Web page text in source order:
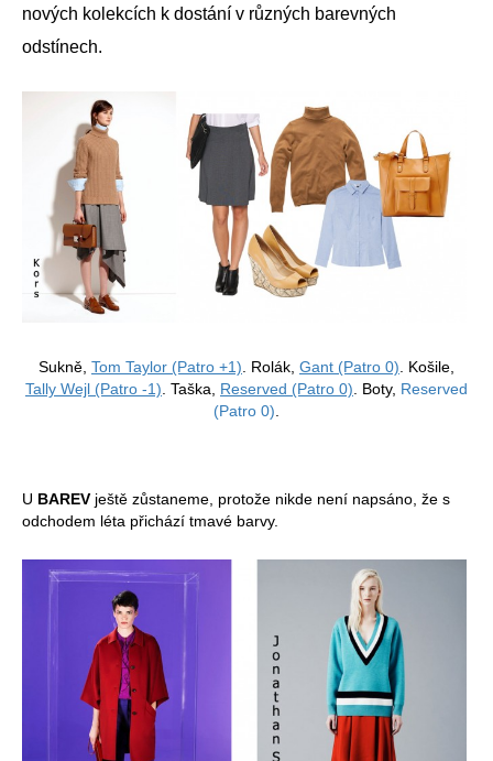
nových kolekcích k dostání v různých barevných
odstínech.
Sukně, Tom Taylor (Patro +1) . Rolák, Gant (Patro 0) . Košile,
Tally Wejl (Patro -1) . Taška, Reserved (Patro 0) . Boty, Reserved
(Patro 0)
U BAREV ještě zůstaneme, protože nikde není napsáno, že s
odchodem léta přichází tmavé barvy.